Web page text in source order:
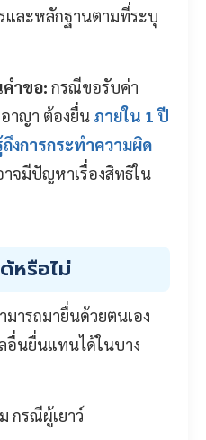
และหลักฐานตามที่ระบุ
คำขอ: กรณีขอรับค่า
าญา ต้องยื่น ภายใน 1 ปี
งการกระทำความผิด
จมีปัญหาเรื่องสิทธิใน
หรือไม่
ารถมายื่นด้วยตนเอง
นยื่นแทนได้ในบาง
กรณีผู้เยาว์